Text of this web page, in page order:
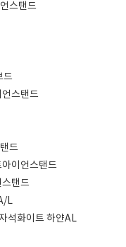
스탠드
드
스탠드
드
이언스탠드
탠드
L
석화이트 하얀AL